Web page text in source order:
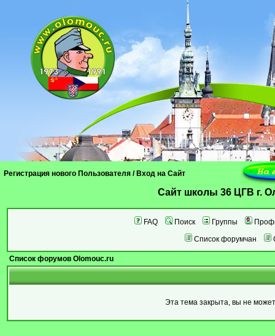
Регистрация нового Пользователя / Вход на Сайт
Cайт школы 36 ЦГВ г.
FAQ Поиск Группы
Список форумчан
Список форумов Olomouc.ru
Эта тема закрыта, вы не